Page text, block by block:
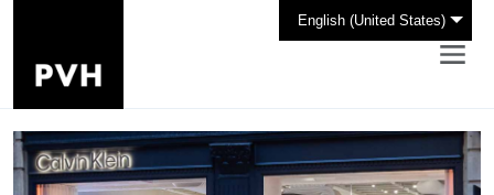
English (United States)